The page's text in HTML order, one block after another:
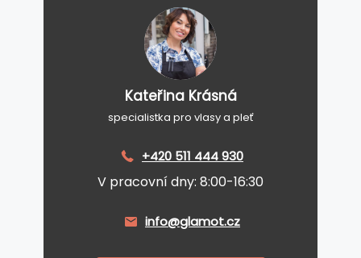
Kateřina Krásná
specialistka pro vlasy a pleť
+420 511 444 930
V pracovní dny: 8:00-16:30
info@glamot.cz